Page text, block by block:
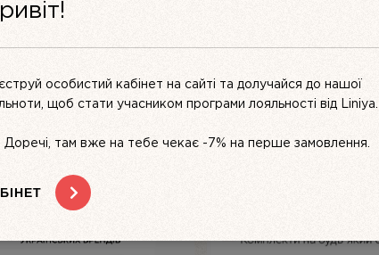
медіа
особистий кабінет на сайті та долучайся до нашої
щоб стати учасником програми лояльності від Liniya.
Доречі, там вже на тебе чекає -7% на перше замовлення.